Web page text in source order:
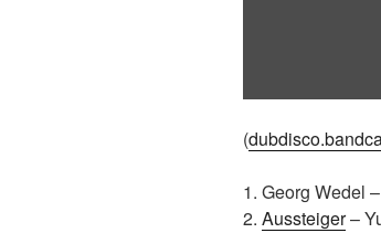
(
1. Georg Wedel
2. Aussteiger–